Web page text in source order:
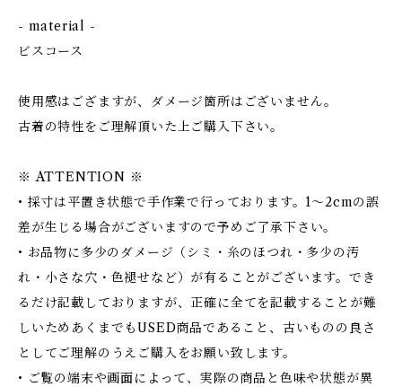
- material -
ビスコース
使用感はござますが、ダメージ箇所はございません。
古着の特性をご理解頂いた上ご購入下さい。
※ ATTENTION ※
• 採寸は平置き状態で手作業で行っております。1～2cmの誤
差が生じる場合がございますので予めご了承下さい。
• お品物に多少のダメージ（シミ・糸のほつれ・多少の汚
れ・小さな穴・色褪せなど）が有ることがございます。でき
るだけ記載しておりますが、正確に全てを記載することが難
しいためあくまでもUSED商品であること、古いものの良さ
としてご理解のうえご購入をお願い致します。
• ご覧の端末や画面によって、実際の商品と色味や状態が異